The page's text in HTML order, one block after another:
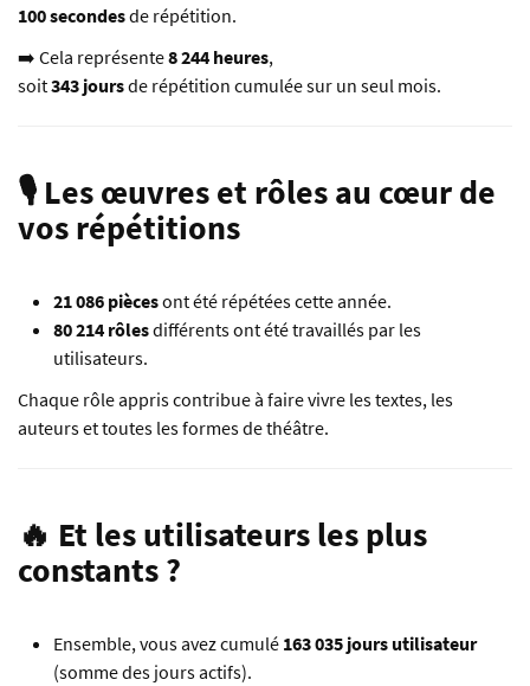
100 secondesde répétition.
➡️ Cela représente8 244 heures,
soit343 joursde répétition cumulée sur un seul mois.
🎙️ Les œuvres et rôles au cœur de
vos répétitions
21 086 piècesont été répétées cette année.
80 214 rôlesdifférents ont été travaillés par les
utilisateurs.
Chaque rôle appris contribue à faire vivre les textes, les
auteurs et toutes les formes de théâtre.
🔥 Et les utilisateurs les plus
constants ?
Ensemble, vous avez cumulé 163 035 jours utilisateur
(somme des jours actifs).